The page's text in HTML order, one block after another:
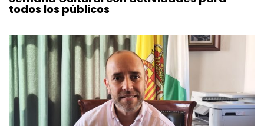
todos los públicos